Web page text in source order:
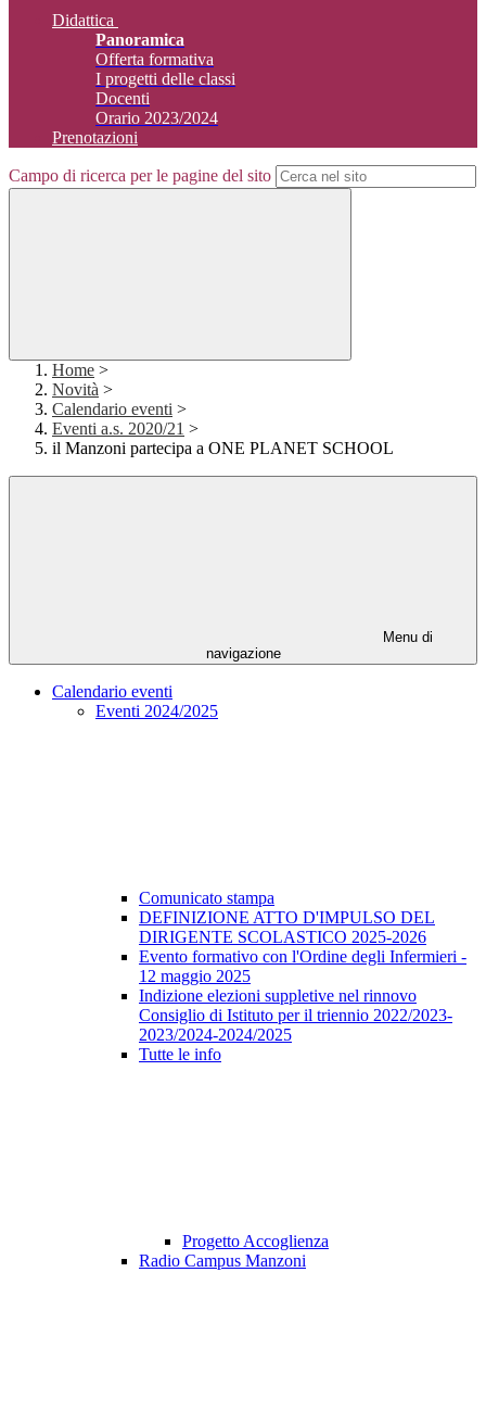
Didattica
Panoramica
Offerta formativa
I progetti delle classi
Docenti
Orario 2023/2024
Prenotazioni
Campo di ricerca per le pagine del sito
Home >
Novità >
Calendario eventi >
Eventi a.s. 2020/21 >
il Manzoni partecipa a ONE PLANET SCHOOL
Menu di
navigazione
Calendario eventi
Eventi 2024/2025
Comunicato stampa
DEFINIZIONE ATTO D'IMPULSO DEL
DIRIGENTE SCOLASTICO 2025-2026
Evento formativo con l'Ordine degli Infermieri -
12 maggio 2025
Indizione elezioni suppletive nel rinnovo
Consiglio di Istituto per il triennio 2022/2023-
2023/2024-2024/2025
Tutte le info
Progetto Accoglienza
Radio Campus Manzoni